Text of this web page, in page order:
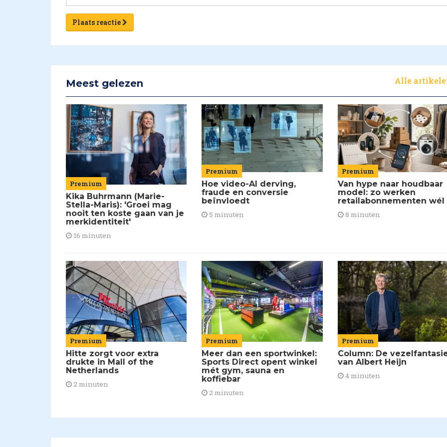
Plaats reactie
Meest gelezen Alle
Premium
Kika Buhrmann (Marie-
Stella-Maris): 'Groei mag
nooit ten koste gaan van je
merkidentiteit'
16 minuten
Premium
Hoe video-AI derving,
fraude en conversie
beïnvloedt
5 minuten
Premium
Van hype naar houdbaar
model: zo werken
retailabonnementen wél
8 minuten
Premium
Hitte zorgt voor extra
drukte in Mall of the
Netherlands
2 minuten
Premium
Meer dan een sportwinkel:
Sports Direct opent winkel
mét gym, sauna en
koffiebar
2 minuten
Premium
Column: De
van Albert Heijn
4 minuten